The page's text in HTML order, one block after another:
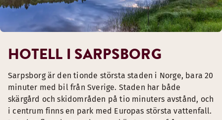
HOTELL I SARPSBORG
Sarpsborg är den tionde största staden i Norge, bara 20
minuter med bil från Sverige. Staden har både
skärgård och skidområden på tio minuters avstånd, och
i centrum finns en park med Europas största vattenfall.